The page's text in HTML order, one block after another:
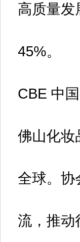
高质量发
45%。
CBE 中
佛山化妆
全球。协
流，推动